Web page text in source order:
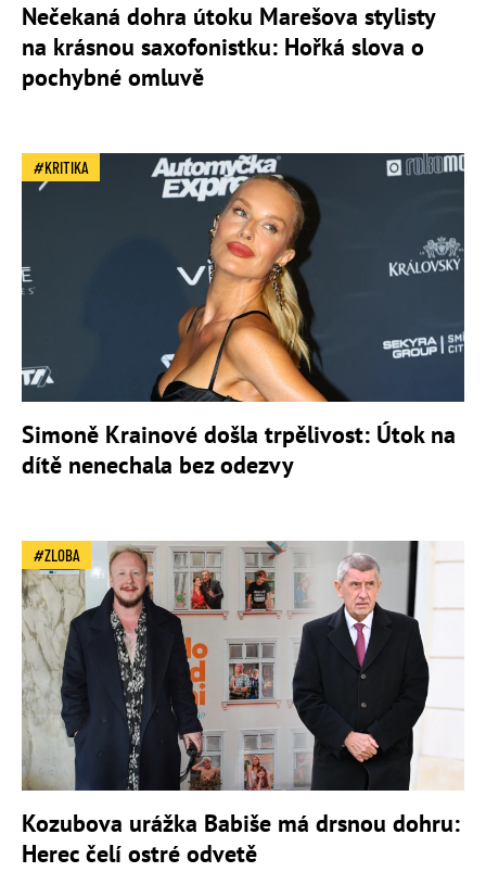
Nečekaná dohra útoku Marešova stylisty
na krásnou saxofonistku: Hořká slova o
pochybné omluvě
KRITIKA
Simoně Krainové došla trpělivost: Útok na
dítě nenechala bez odezvy
ZLOBA
Kozubova urážka Babiše má drsnou dohru:
Herec čelí ostré odvetě